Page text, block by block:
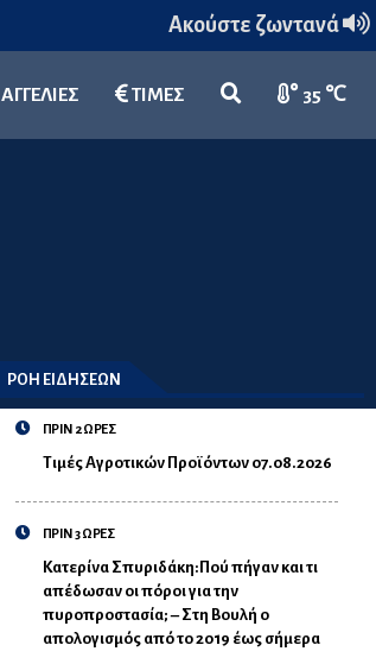
Ακούστε ζωντανά
ΑΓΓΕΛΙΕΣ ΤΙΜΕΣ 35 ℃
ΡΟΗ ΕΙΔΗΣΕΩΝ
ΠΡΙΝ 2 ΩΡΕΣ
Τιμές Αγροτικών Προϊόντων 07.08.2026
ΠΡΙΝ 3 ΩΡΕΣ
Κατερίνα Σπυριδάκη:Πού πήγαν και τι
απέδωσαν οι πόροι για την
πυροπροστασία; – Στη Βουλή ο
απολογισμός από το 2019 έως σήμερα